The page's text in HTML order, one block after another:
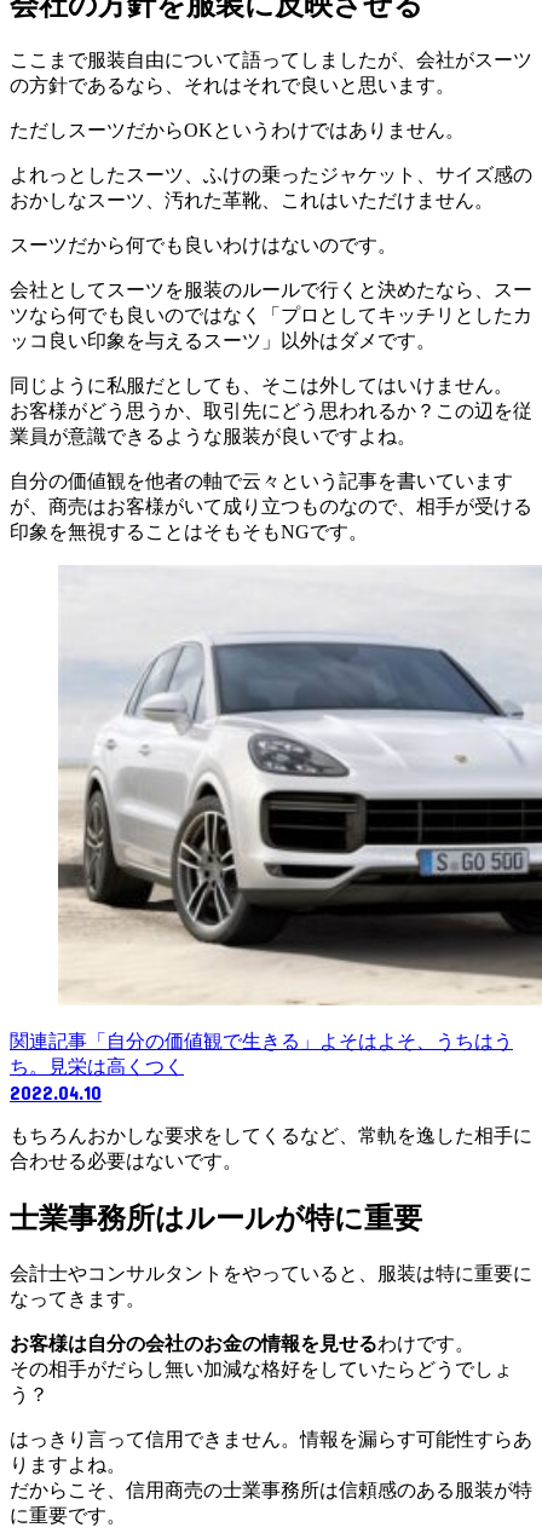
ここまで服装自由について語ってしましたが、会社がスーツ
の方針であるなら、それはそれで良いと思います。
ただしスーツだからOKというわけではありません。
よれっとしたスーツ、ふけの乗ったジャケット、サイズ感の
おかしなスーツ、汚れた革靴、これはいただけません。
スーツだから何でも良いわけはないのです。
会社としてスーツを服装のルールで行くと決めたなら、スー
ツなら何でも良いのではなく「プロとしてキッチリとしたカ
ッコ良い印象を与えるスーツ」以外はダメです。
同じように私服だとしても、そこは外してはいけません。
お客様がどう思うか、取引先にどう思われるか？この辺を従
業員が意識できるような服装が良いですよね。
自分の価値観を他者の軸で云々という記事を書いています
が、商売はお客様がいて成り立つものなので、相手が受ける
印象を無視することはそもそもNGです。
関連記事 「自分の価値観で生きる」よそはよそ、うちはう
ち。見栄は高くつく
2022.04.10
もちろんおかしな要求をしてくるなど、常軌を逸した相手に
合わせる必要はないです。
士業事務所はルールが特に重要
会計士やコンサルタントをやっていると、服装は特に重要に
なってきます。
お客様は自分の会社のお金の情報を見せるわけです。
その相手がだらし無い加減な格好をしていたらどうでしょ
う？
はっきり言って信用できません。情報を漏らす可能性すらあ
りますよね。
だからこそ、信用商売の士業事務所は信頼感のある服装が特
に重要です。